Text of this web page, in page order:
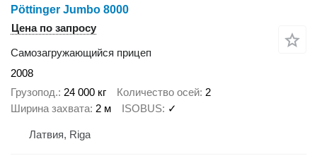
Pöttinger Jumbo 8000
Цена по запросу
Самозагружающийся прицеп
2008
Грузопод. 24 000 кг Количество осей 2
Ширина захвата 2 м ISOBUS ✓
Латвия, Riga